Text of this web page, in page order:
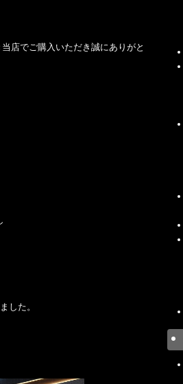
店でご購入いただき誠にありがと
した。